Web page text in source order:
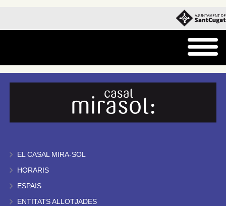
EL CASAL MIRA-SOL
HORARIS
ESPAIS
ENTITATS ALLOTJADES